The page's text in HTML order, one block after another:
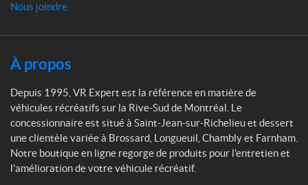
Nous joindre
À propos
Depuis 1995, VR Expert est la référence en matière de
véhicules récréatifs sur la Rive-Sud de Montréal. Le
concessionnaire est situé à Saint-Jean-sur-Richelieu et dessert
une clientèle variée à Brossard, Longueuil, Chambly et Farnham.
Notre boutique en ligne regorge de produits pour l'entretien et
l'amélioration de votre véhicule récréatif.